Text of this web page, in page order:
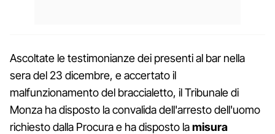
Ascoltate le testimonianze dei presenti al bar nella
sera del 23 dicembre, e accertato il
malfunzionamento del braccialetto, il Tribunale di
Monza ha disposto la convalida dell'arresto dell'uomo
richiesto dalla Procura e ha disposto lamisura